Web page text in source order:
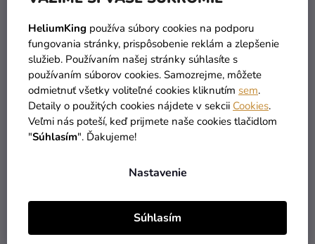
HeliumKing používa súbory cookies na podporu
fungovania stránky, prispôsobenie reklám a zlepšenie
služieb. Používaním našej stránky súhlasíte s
používaním súborov cookies. Samozrejme, môžete
odmietnuť všetky voliteľné cookies kliknutím sem.
Detaily o použitých cookies nájdete v sekcii Cookies.
Veľmi nás poteší, keď prijmete naše cookies tlačidlom
"Súhlasím". Ďakujeme!
Nastavenie
Súhlasím
24,79 €
DO KOŠÍKA